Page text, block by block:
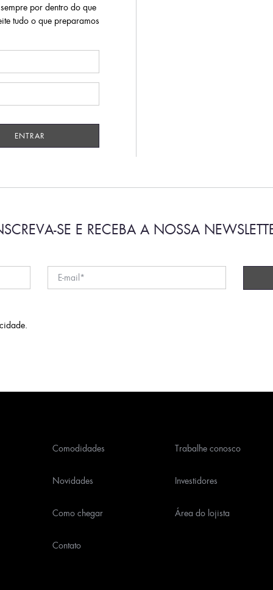
por dentro do que
tudo o que preparamos
SE E RECEBA A NOSSA
.
Comodidades
Novidades
Como chegar
Contato
Trabalhe conosco
Investidores
Área do lojista